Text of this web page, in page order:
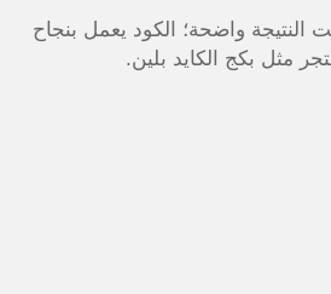
واضحة؛ الكود يعمل بنجاح
مثل بكج الكايد بلين.